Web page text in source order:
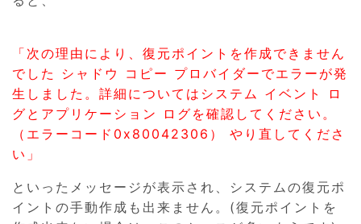
「次の理由により、復元ポイントを作成できません
でした シャドウ コピー プロバイダーでエラーが発
生しました。詳細についてはシステム イベント ロ
グとアプリケーション ログを確認してください。
（エラーコード0x80042306） やり直してくださ
い」
といったメッセージが表示され、システムの復元ポ
イントの手動作成も出来ません。(復元ポイントを